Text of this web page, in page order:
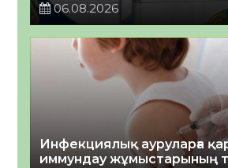
06.08.2026
Инфекциялық ауруларға
иммундау жұмыстарының